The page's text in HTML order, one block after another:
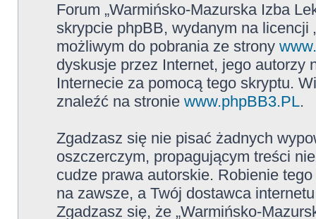
Forum „Warmińsko-Mazurska Izba
skrypcie phpBB, wydanym na licencji
możliwym do pobrania ze strony
dyskusje przez Internet, jego autorzy
Internecie za pomocą tego skryptu.
znaleźć na stronie www.phpBB3.PL.
Zgadzasz się nie pisać żadnych
oszczerczym, propagującym treści
cudze prawa autorskie. Robienie
na zawsze, a Twój dostawca
Zgadzasz się, że „Warmińsko-